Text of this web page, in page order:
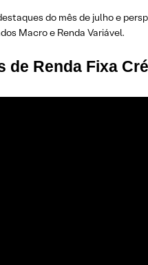
do mês de julho e
Macro e Renda Variável.
de Renda Fixa